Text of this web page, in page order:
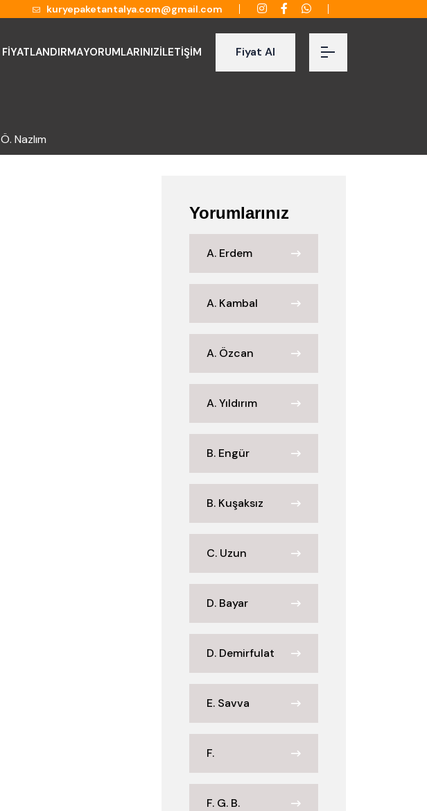
kuryepaketantalya.com@gmail.com
FİYATLANDIRMAYORUMLARINIZİLETİŞİM Fiyat Al
Ö. Nazlım
Yorumlarınız
A. Erdem
A. Kambal
A. Özcan
A. Yıldırım
B. Engür
B. Kuşaksız
C. Uzun
D. Bayar
D. Demirfulat
E. Savva
F.
F. G. B.